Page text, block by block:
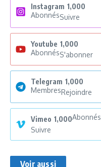
Instagram 1,000
AbonnésSuivre
Youtube 1,000
AbonnésS'abonner
Telegram 1,000
MembresRejoindre
Vimeo 1,000Abonnés
Suivre
Voir aussi